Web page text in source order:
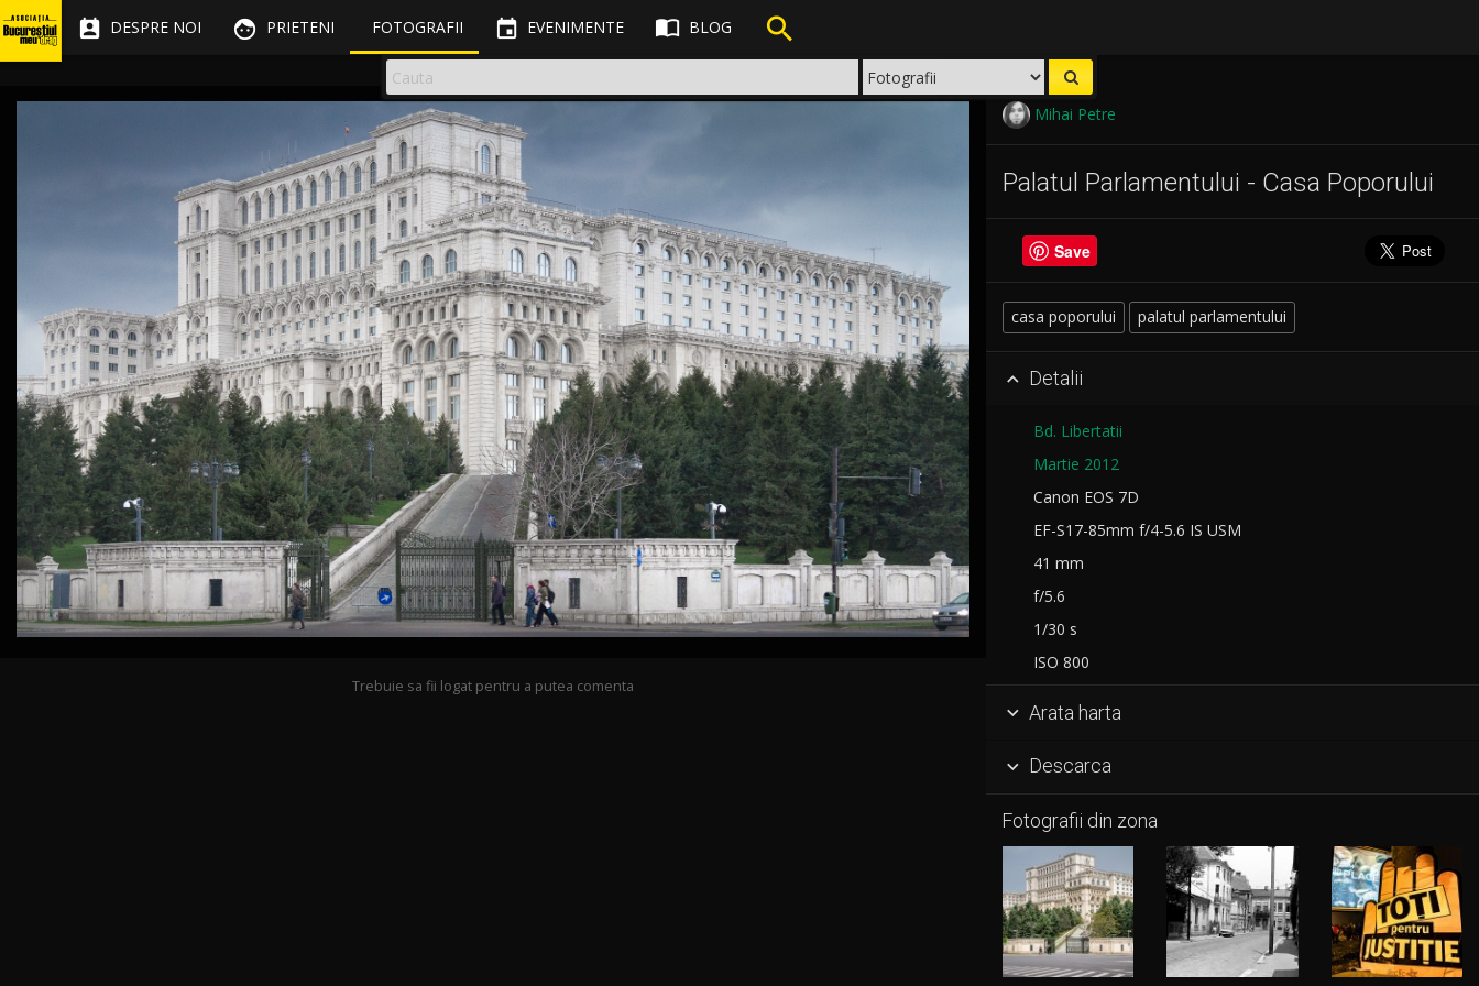
 DESPRE NOI  PRIETENI FOTOGRAFII  EVENIMENTE  BLOG 
Mihai Petre
Palatul Parlamentului - Casa Poporului
Save
casa poporului palatul parlamentului
 Detalii
Bd. Libertatii
Martie 2012
Canon EOS 7D
EF-S17-85mm f/4-5.6 IS USM
41 mm
f/5.6
1/30 s
ISO 800
 Arata harta
 Descarca
Fotografii din zona
Trebuie sa fii logat pentru a putea comenta